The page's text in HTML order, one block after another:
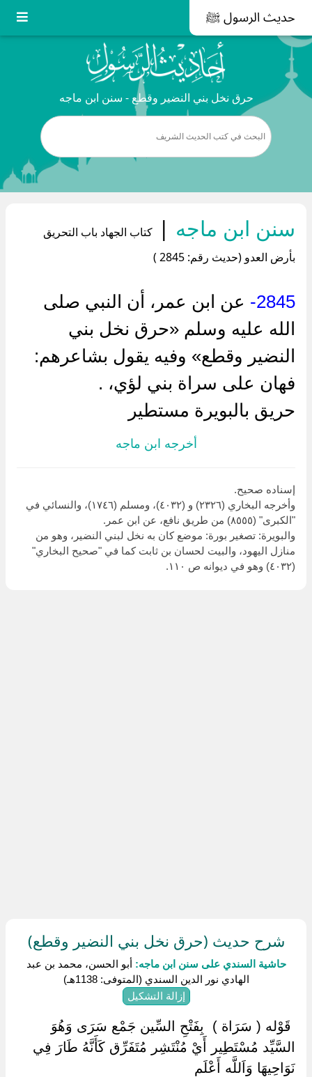
حديث الرسول ﷺ
حرق نخل بني النضير وقطع - سنن ابن ماجه
سنن ابن ماجه |
كتاب الجهاد باب التحريق
بأرض العدو (حديث رقم: 2845 )
2845-
عن ابن عمر، أن النبي صلى
الله عليه وسلم «حرق نخل بني
النضير وقطع» وفيه يقول بشاعرهم:
فهان على سراة بني لؤي، .
حريق بالبويرة مستطير
أخرجه ابن ماجه
إسناده صحيح.
وأخرجه البخاري (٢٣٢٦) و (٤٠٣٢)، ومسلم (١٧٤٦)، والنسائي في
"الكبرى" (٨٥٥٥) من طريق نافع، عن ابن عمر.
والبويرة: تصغير بورة: موضع كان به نخل لبني النضير، وهو من
منازل اليهود، والبيت لحسان بن ثابت كما في "صحيح البخاري"
(٤٠٣٢) وهو في ديوانه ص ١١٠.
شرح حديث (حرق نخل بني النضير وقطع)
حاشية السندي على سنن ابن ماجه: أبو الحسن، محمد بن عبد
الهادي نور الدين السندي (المتوفى: 1138هـ)
إزالة التشكيل
‏ ‏قَوْله ( سَرَاة ) ‏ ‏بِفَتْحِ السِّين جَمْع سَرَى وَهُوَ
السَّيِّد مُسْتَطِير أَيْ مُنْتَشِر مُتَفَرِّق كَأَنَّهُ طَارَ فِي
نَوَاحِيهَا وَاَللَّه أَعْلَم ‏